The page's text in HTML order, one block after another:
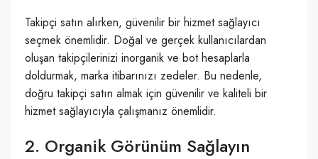
Takipçi satın alırken, güvenilir bir hizmet sağlayıcı
seçmek önemlidir. Doğal ve gerçek kullanıcılardan
oluşan takipçilerinizi inorganik ve bot hesaplarla
doldurmak, marka itibarınızı zedeler. Bu nedenle,
doğru takipçi satın almak için güvenilir ve kaliteli bir
hizmet sağlayıcıyla çalışmanız önemlidir.
2. Organik Görünüm Sağlayın